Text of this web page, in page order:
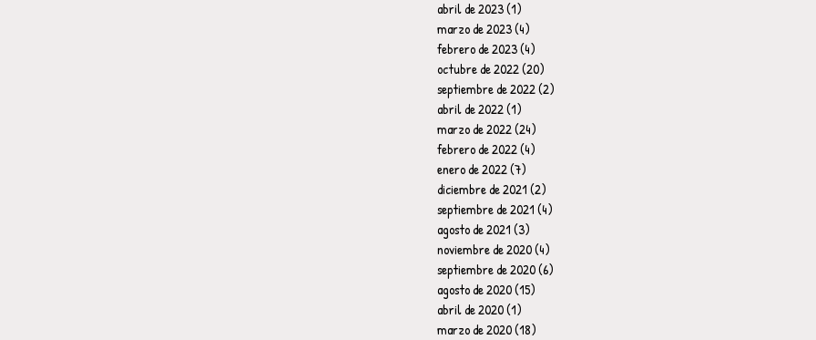
abril de 2023(1)
marzo de 2023(4)
febrero de 2023(4)
octubre de 2022(20)
septiembre de 2022(2)
abril de 2022(1)
marzo de 2022(24)
febrero de 2022(4)
enero de 2022(7)
diciembre de 2021(2)
septiembre de 2021(4)
agosto de 2021(3)
noviembre de 2020(4)
septiembre de 2020(6)
agosto de 2020(15)
abril de 2020(1)
marzo de 2020(18)